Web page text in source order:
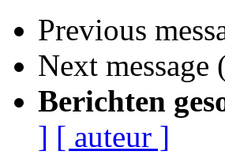
Previous
Next
Berichten
] [ auteur ]